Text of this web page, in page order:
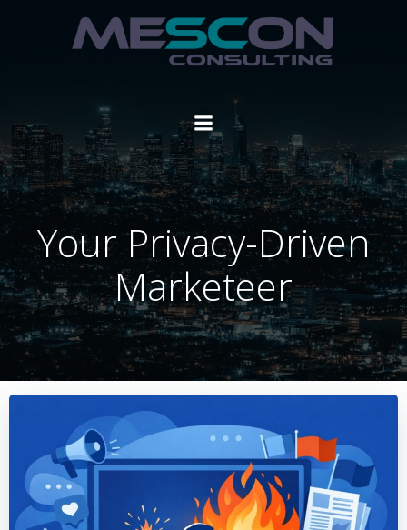
Inhalt
springen
Your Privacy-Driven
Marketeer